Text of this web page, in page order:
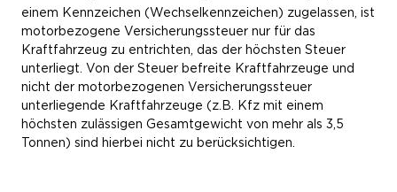
einem Kennzeichen (Wechselkennzeichen) zugelassen, ist
motorbezogene Versicherungssteuer nur für das
Kraftfahrzeug zu entrichten, das der höchsten Steuer
unterliegt. Von der Steuer befreite Kraftfahrzeuge und
nicht der motorbezogenen Versicherungssteuer
unterliegende Kraftfahrzeuge (z.B. Kfz mit einem
höchsten zulässigen Gesamtgewicht von mehr als 3,5
Tonnen) sind hierbei nicht zu berücksichtigen.